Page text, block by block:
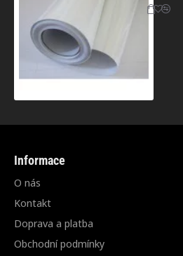
Informace
O nás
Kontakt
Doprava a platba
Obchodní podmínky